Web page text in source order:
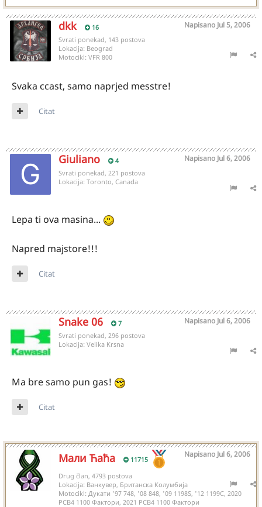
dkk 16 Napisano Jul 5, 2006
Svrati ponekad, 143 postova
Lokacija: Beograd
Motocikl: VFR 800
Svaka ccast, samo naprjed messtre!
Citat
Giuliano 4 Napisano Jul 6, 2006
Svrati ponekad, 221 postova
Lokacija: Toronto, Canada
Lepa ti ova masina...
Napred majstore!!!
Citat
Snake 06 7 Napisano Jul 6, 2006
Svrati ponekad, 296 postova
Lokacija: Velika Krsna
Ma bre samo pun gas!
Citat
Мали Ћаћа 11715
Napisano Jul 6, 2006
Drug član, 4793 postova
Lokacija: Ванкувер, Британска Колумбија
Motocikl: Дукати '97 748, '08 848, '09 1198S, '12 1199С, 2020
РСВ4 1100 Фактори, 2021 РСВ4 1100 Фактори